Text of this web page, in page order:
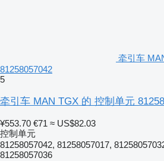
牵引车
81258057042
5
牵引车 MAN TGX 的 控制单元
¥553.70 €71 ≈ US$82.03
控制单元
81258057042, 81258057017,
81258057036